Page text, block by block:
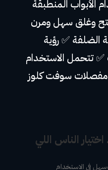
الأبواب المنطبقة
وغلق سهل ومرن
الضلفة ✅ رؤية
✅ تتحمل الاستخدام
سوفت كلوز
الناس اللي
في الاستخدام